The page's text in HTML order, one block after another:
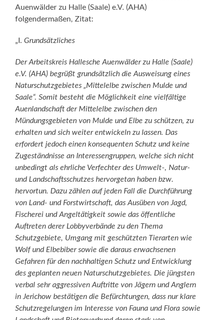
Auenwälder zu Halle (Saale) e.V. (AHA)
folgendermaßen, Zitat:
„I. Grundsätzliches
Der Arbeitskreis Hallesche Auenwälder zu Halle (Saale)
e.V. (AHA) begrüßt grundsätzlich die Ausweisung eines
Naturschutzgebietes „Mittelelbe zwischen Mulde und
Saale“. Somit besteht die Möglichkeit eine vielfältige
Auenlandschaft der Mittelelbe zwischen den
Mündungsgebieten von Mulde und Elbe zu schützen, zu
erhalten und sich weiter entwickeln zu lassen. Das
erfordert jedoch einen konsequenten Schutz und keine
Zugeständnisse an Interessengruppen, welche sich nicht
unbedingt als ehrliche Verfechter des Umwelt-, Natur-
und Landschaftsschutzes hervorgetan haben bzw.
hervortun. Dazu zählen auf jeden Fall die Durchführung
von Land- und Forstwirtschaft, das Ausüben von Jagd,
Fischerei und Angeltätigkeit sowie das öffentliche
Auftreten derer Lobbyverbände zu den Thema
Schutzgebiete, Umgang mit geschützten Tierarten wie
Wolf und Elbebiber sowie die daraus erwachsenen
Gefahren für den nachhaltigen Schutz und Entwicklung
des geplanten neuen Naturschutzgebietes. Die jüngsten
verbal sehr aggressiven Auftritte von Jägern und Anglern
in Jerichow bestätigen die Befürchtungen, dass nur klare
Schutzregelungen im Interesse von Fauna und Flora sowie